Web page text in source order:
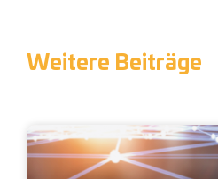
Weitere Beiträge